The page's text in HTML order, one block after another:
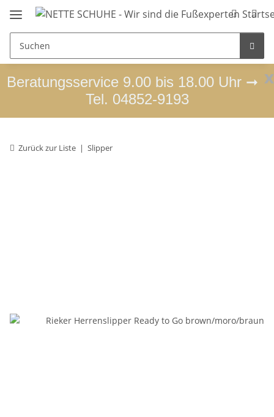
x
Beratungsservice 9.00 bis 18.00 Uhr ➞
Tel. 04852-9193
Zurück zur Liste Slipper